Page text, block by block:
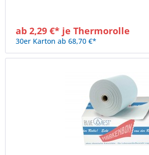
ab 2,29 €* je Thermorolle
30er Karton ab 68,70 €*